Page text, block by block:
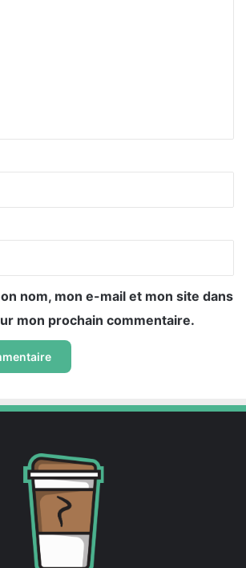
nom, mon e-mail et mon site dans
mon prochain commentaire.